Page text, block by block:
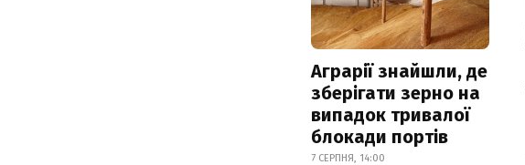
Аграрії знайшли, де
зберігати зерно на
випадок тривалої
блокади портів
7 СЕРПНЯ, 14:00